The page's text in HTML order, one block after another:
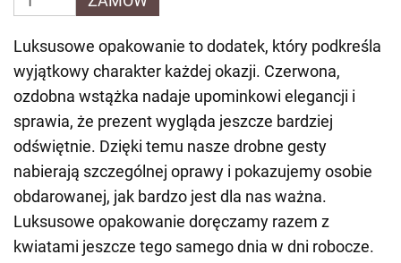
Luksusowe opakowanie to dodatek, który podkreśla
wyjątkowy charakter każdej okazji. Czerwona,
ozdobna wstążka nadaje upominkowi elegancji i
sprawia, że prezent wygląda jeszcze bardziej
odświętnie. Dzięki temu nasze drobne gesty
nabierają szczególnej oprawy i pokazujemy osobie
obdarowanej, jak bardzo jest dla nas ważna.
Luksusowe opakowanie doręczamy razem z
kwiatami jeszcze tego samego dnia w dni robocze.